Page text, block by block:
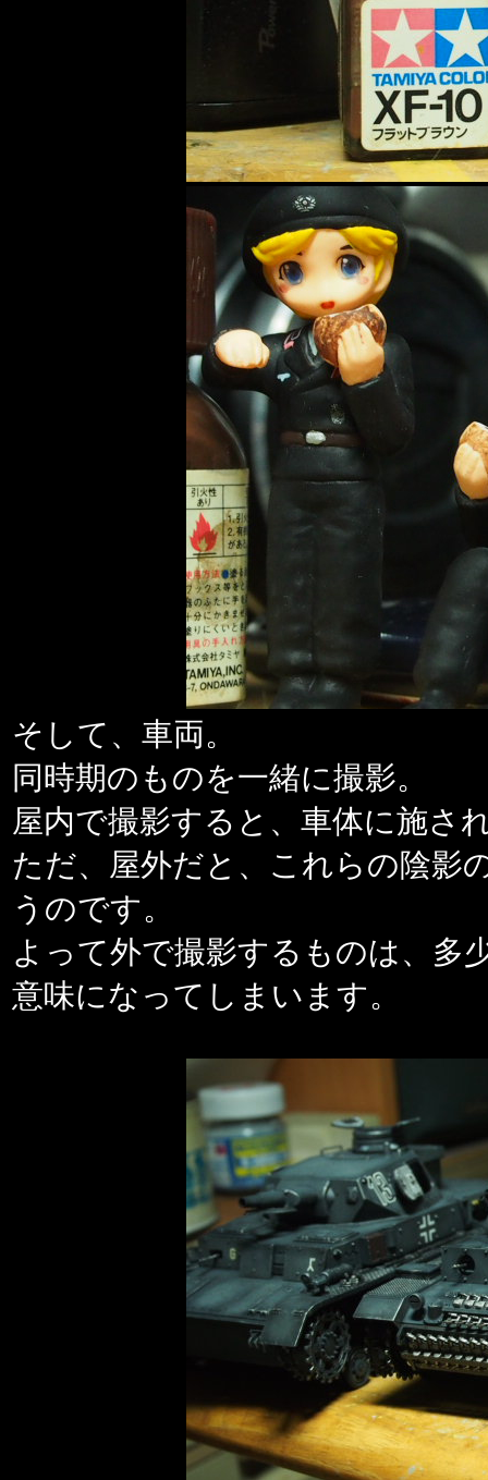
そして、車両。
同時期のものを一緒に撮影。
屋内で撮影すると、車体に施さ
ただ、屋外だと、これらの陰影
うのです。
よって外で撮影するものは、多
意味になってしまいます。